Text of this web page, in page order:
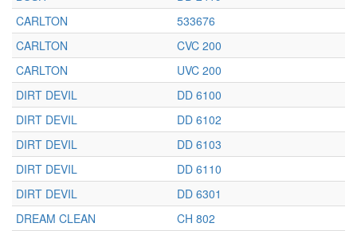
CARLTON
533676
CARLTON
CVC 200
CARLTON
UVC 200
DIRT DEVIL
DD 6100
DIRT DEVIL
DD 6102
DIRT DEVIL
DD 6103
DIRT DEVIL
DD 6110
DIRT DEVIL
DD 6301
DREAM CLEAN
CH 802